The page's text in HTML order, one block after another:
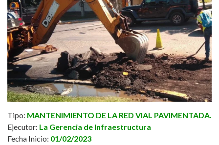
Tipo: MANTENIMIENTO DE LA RED VIAL PAVIMENTADA.
Ejecutor: La Gerencia de Infraestructura
Fecha Inicio: 01/02/2023